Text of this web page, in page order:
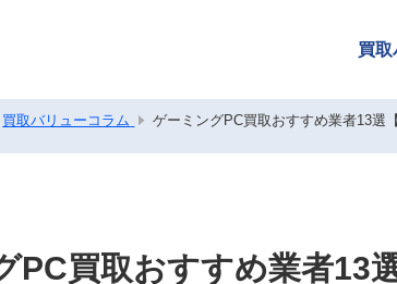
買取
買取バリューコラム ゲーミングPC買取おすすめ業者13選
PC買取おすすめ業者13